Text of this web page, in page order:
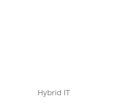
Hybrid IT